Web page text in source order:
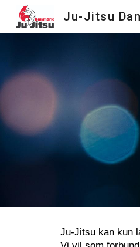
Ju-Jitsu
Ju-Jitsu kan kun